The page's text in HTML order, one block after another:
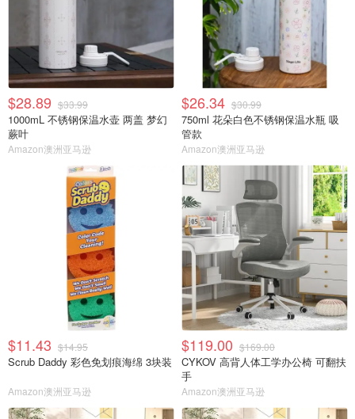
$28.89 $33.99
1000mL 不锈钢保温水壶 两盖 梦幻
蕨叶
Amazon澳洲亚马逊
$26.34 $30.99
750ml 花朵白色不锈钢保温水瓶 吸
管款
Amazon澳洲亚马逊
$11.43 $14.95
Scrub Daddy 彩色免划痕海绵 3块装
Amazon澳洲亚马逊
$119.00 $169.00
CYKOV 高背人体工学办公椅 可翻扶
手
Amazon澳洲亚马逊